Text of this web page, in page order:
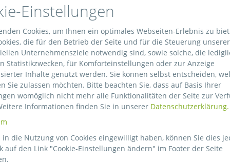
(MB)
Begasungsmaßnahme, die der ISPM 15 zulässt. In der EU ist
seit dem 18.03.2010 nicht mehr zulässig. Der Einsatz von
behandelt wurden, oder aus Drittländern stammen und
weiterhin zulässig.
(Dielectric Heating DH)
über einen Zeitraum von einer Minute über den gesamten
maximal zulässige Holzdicke beträgt bei dieser Methode 20 cm.
weiteren Behandlungsmaßnahmen zugelassen.
aus entrindetem Holz hergestellt sein. Zulässig sind jedoch
die:
Einstellungen
Cookies, um Ihnen ein optimales Webseiten-Erlebnis zu
die für den Betrieb der Seite und für die Steuerung unserer
Unternehmensziele notwendig sind, sowie solche, die
Statistikzwecken, für Komforteinstellungen oder zur Anzeige
Inhalte genutzt werden. Sie können selbst entscheiden,
Sie zulassen möchten. Bitte beachten Sie, dass auf Basis Ihrer
womöglich nicht mehr alle Funktionalitäten der Seite zur
Informationen finden Sie in unserer Datenschutzerklärung.
in die Nutzung von Cookies eingewilligt haben, können Sie dies
auf den Link "Cookie-Einstellungen ändern" im Footer der Seite